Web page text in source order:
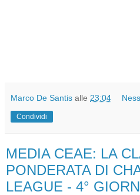
Marco De Santis alle 23:04
Condividi
MEDIA CEAE: LA
PONDERATA DI
LEAGUE - 4°